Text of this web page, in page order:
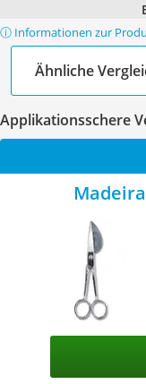
ⓘ Informationen zur
Ähnliche
Applikationsschere